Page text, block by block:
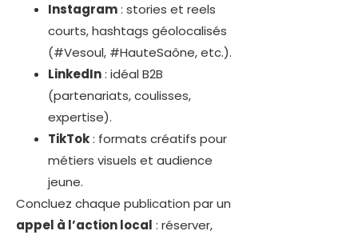
Instagram: stories et reels
courts, hashtags géolocalisés
(#Vesoul, #HauteSaône, etc.).
LinkedIn: idéal B2B
(partenariats, coulisses,
expertise).
TikTok: formats créatifs pour
métiers visuels et audience
jeune.
Concluez chaque publication par un
appel à l’action local : réserver,